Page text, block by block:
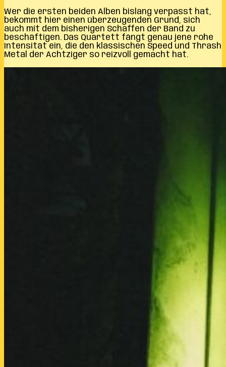
Wer die ersten beiden Alben bislang verpasst hat,
bekommt hier einen überzeugenden Grund, sich
auch mit dem bisherigen Schaffen der Band zu
beschäftigen. Das Quartett fängt genau jene rohe
Intensität ein, die den klassischen Speed und Thrash
Metal der Achtziger so reizvoll gemacht hat.